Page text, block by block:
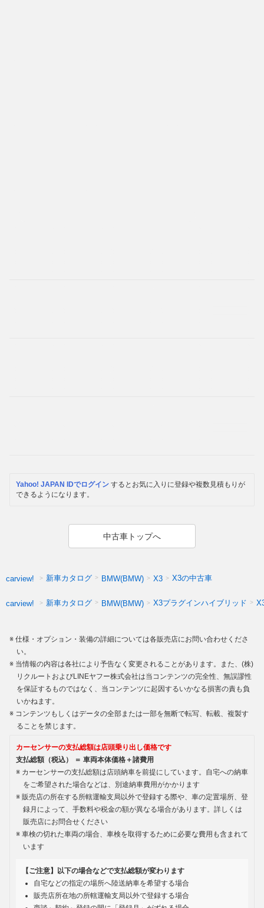
Yahoo! JAPAN IDでログイン するとお気に入りに登録や複数見積もりが
できるようになります。
中古車トップへ
carview! 新車カタログ BMW(BMW) X3 X3の中古車
carview! 新車カタログ BMW(BMW) X3プラグインハイブリッド
仕様・オプション・装備の詳細については各販売店にお問い合わせくださ
い。
当情報の内容は各社により予告なく変更されることがあります。また、(株)
リクルートおよびLINEヤフー株式会社は当コンテンツの完全性、無誤謬性
を保証するものではなく、当コンテンツに起因するいかなる損害の責も負
いかねます。
コンテンツもしくはデータの全部または一部を無断で転写、転載、複製す
ることを禁じます。
カーセンサーの支払総額は店頭乗り出し価格です
支払総額（税込） ＝ 車両本体価格＋諸費用
カーセンサーの支払総額は店頭納車を前提にしています。自宅への納車
をご希望された場合などは、別途納車費用がかかります
販売店の所在する所轄運輸支局以外で登録する際や、車の定置場所、登
録月によって、手数料や税金の額が異なる場合があります。詳しくは
販売店にお問合せください
車検の切れた車両の場合、車検を取得するために必要な費用も含まれて
います
【ご注意】以下の場合などで支払総額が変わります
自宅などの指定の場所へ陸送納車を希望する場合
販売店所在地の所轄運輸支局以外で登録する場合